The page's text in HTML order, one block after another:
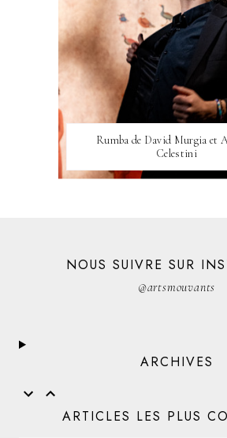
Rumba de David Murgia et
Celestini
NOUS SUIVRE SUR
@artsmouvants
ARCHIVES
ARTICLES LES PLUS